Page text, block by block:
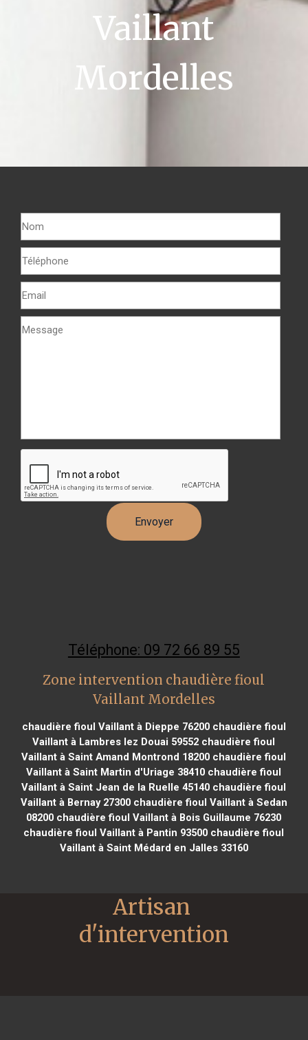
Vaillant
Mordelles
Téléphone: 09 72 66 89 55
Zone intervention chaudière fioul
Vaillant Mordelles
chaudière fioul Vaillant à Dieppe 76200chaudière fioul
Vaillant à Lambres lez Douai 59552 chaudière fioul
Vaillant à Saint Amand Montrond 18200 chaudière fioul
Vaillant à Saint Martin d'Uriage 38410 chaudière fioul
Vaillant à Saint Jean de la Ruelle 45140 chaudière fioul
Vaillant à Bernay 27300chaudière fioul Vaillant à Sedan
08200 chaudière fioul Vaillant à Bois Guillaume 76230
chaudière fioul Vaillant à Pantin 93500 chaudière fioul
Vaillant à Saint Médard en Jalles 33160
Artisan
d'intervention